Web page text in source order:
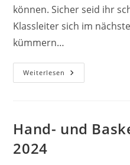
können. Sicher seid ihr
Klassleiter sich im
kümmern…
Weiterlesen Infos
Zum
Hand- und
2024